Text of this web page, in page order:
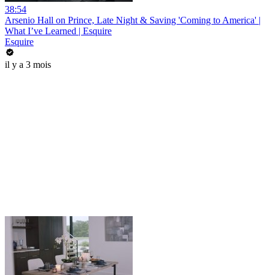
38:54
Arsenio Hall on Prince, Late Night & Saving 'Coming to America' |
What I’ve Learned | Esquire
Esquire
il y a 3 mois